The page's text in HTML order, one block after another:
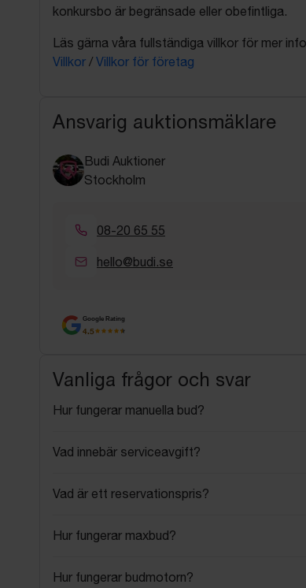
konkursbo är begränsade eller obefintliga.
Läs gärna våra fullständiga villkor för mer
Villkor / Villkor för företag
Ansvarig auktionsmäklare
Budi Auktioner
Stockholm
08-20 65 55
hello@budi.se
Google Rating
4.5
Vanliga frågor och svar
Hur fungerar manuella bud?
Vad innebär serviceavgift?
Vad är ett reservationspris?
Hur fungerar maxbud?
Hur fungerar budmotorn?